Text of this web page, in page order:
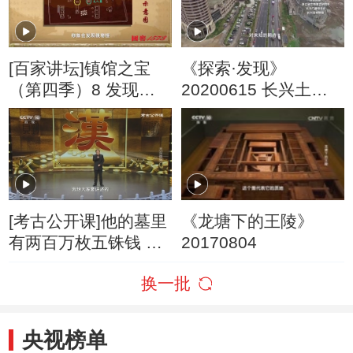
题
[百家讲坛]镇馆之宝
（第四季）8 发现海
昏侯墓 海昏侯墓重见
天日
《探索·发现》
20200615 长兴土墩
墓考古纪实（下）
[考古公开课]他的墓里
有两百万枚五铢钱 考
《龙塘下的王陵》
20170804
换一批
央视榜单